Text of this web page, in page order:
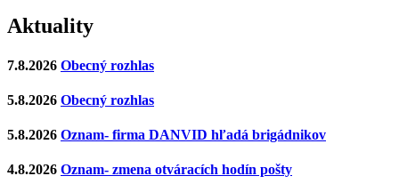
Aktuality
7.8.2026 Obecný rozhlas
5.8.2026 Obecný rozhlas
5.8.2026 Oznam- firma DANVID hľadá brigádnikov
4.8.2026 Oznam- zmena otváracích hodín pošty